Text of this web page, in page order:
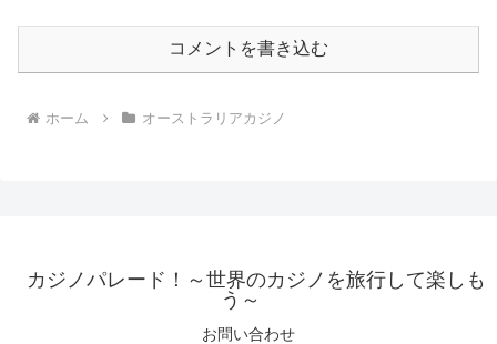
コメントを書き込む
ホーム オーストラリアカジノ
カジノパレード！～世界のカジノを旅行して楽しも
う～
お問い合わせ